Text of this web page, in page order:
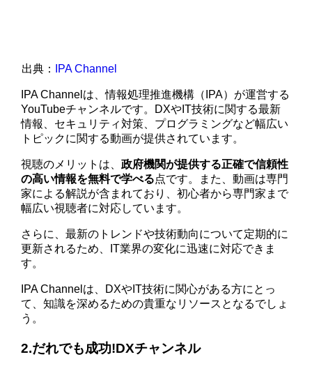
出典： IPA Channel
IPA Channelは、情報処理推進機構（IPA）が運営する
YouTubeチャンネルです。DXやIT技術に関する最新
情報、セキュリティ対策、プログラミングなど幅広い
トピックに関する動画が提供されています。
視聴のメリットは、政府機関が提供する正確で信頼性
の高い情報を無料で学べる点です。また、動画は専門
家による解説が含まれており、初心者から専門家まで
幅広い視聴者に対応しています。
さらに、最新のトレンドや技術動向について定期的に
更新されるため、IT業界の変化に迅速に対応できま
す。
IPA Channelは、DXやIT技術に関心がある方にとっ
て、知識を深めるための貴重なリソースとなるでしょ
う。
2.だれでも成功!DXチャンネル